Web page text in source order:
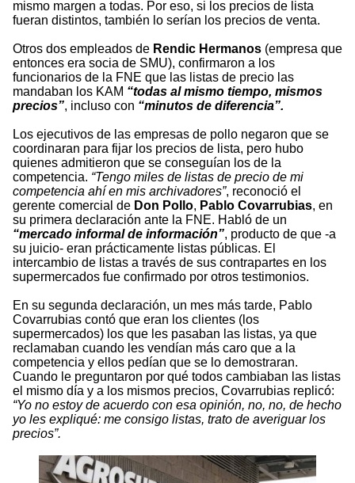
mismo margen a todas. Por eso, si los precios de lista
fueran distintos, también lo serían los precios de venta.
Otros dos empleados de Rendic Hermanos (empresa que
entonces era socia de SMU), confirmaron a los
funcionarios de la FNE que las listas de precio las
mandaban los KAM “todas al mismo tiempo, mismos
precios”, incluso con “minutos de diferencia”.
Los ejecutivos de las empresas de pollo negaron que se
coordinaran para fijar los precios de lista, pero hubo
quienes admitieron que se conseguían los de la
competencia. “Tengo miles de listas de precio de mi
competencia ahí en mis archivadores”, reconoció el
gerente comercial de Don Pollo, Pablo Covarrubias, en
su primera declaración ante la FNE. Habló de un
“mercado informal de información”, producto de que -a
su juicio- eran prácticamente listas públicas. El
intercambio de listas a través de sus contrapartes en los
supermercados fue confirmado por otros testimonios.
En su segunda declaración, un mes más tarde, Pablo
Covarrubias contó que eran los clientes (los
supermercados) los que les pasaban las listas, ya que
reclamaban cuando les vendían más caro que a la
competencia y ellos pedían que se lo demostraran.
Cuando le preguntaron por qué todos cambiaban las listas
el mismo día y a los mismos precios, Covarrubias replicó:
“Yo no estoy de acuerdo con esa opinión, no, no, de hecho
yo les expliqué: me consigo listas, trato de averiguar los
precios”.